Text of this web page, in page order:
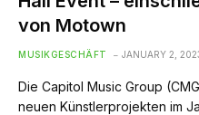
von Motown
MUSIKGESCHÄFT JANUARY 2,
Die Capitol Music Group
neuen Künstlerprojekten im